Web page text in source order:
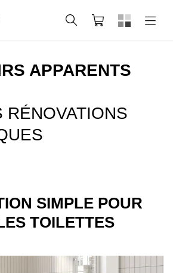
Rechercher
Panier
APPARENTS
RÉNOVATIONS
SIMPLE POUR
TOILETTES